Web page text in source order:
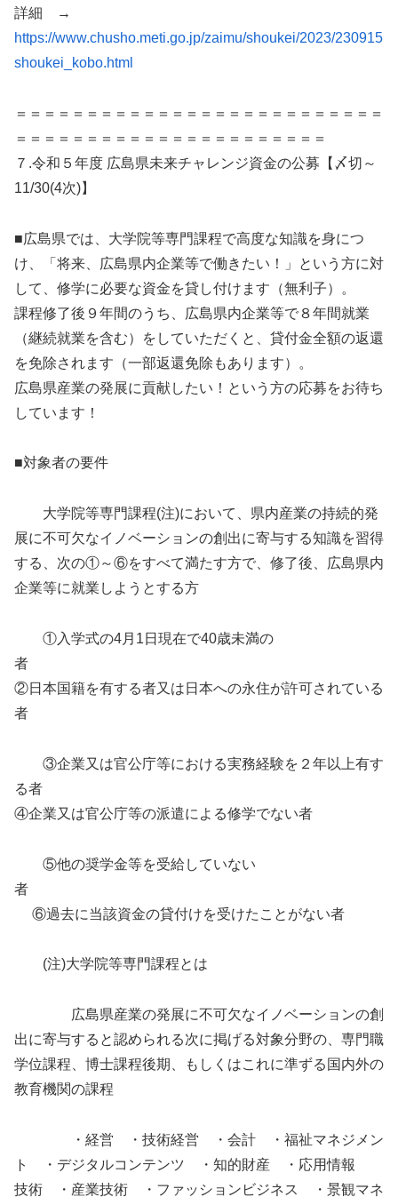
詳細 →
https://www.chusho.meti.go.jp/zaimu/shoukei/2023/230915
shoukei_kobo.html
＝＝＝＝＝＝＝＝＝＝＝＝＝＝＝＝＝＝＝＝＝＝＝＝＝＝
＝＝＝＝＝＝＝＝＝＝＝＝＝＝＝＝＝＝＝＝＝＝
７.令和５年度 広島県未来チャレンジ資金の公募【〆切～
11/30(4次)】
■広島県では、大学院等専門課程で高度な知識を身につ
け、「将来、広島県内企業等で働きたい！」という方に対
して、修学に必要な資金を貸し付けます（無利子）。
課程修了後９年間のうち、広島県内企業等で８年間就業
（継続就業を含む）をしていただくと、貸付金全額の返還
を免除されます（一部返還免除もあります）。
広島県産業の発展に貢献したい！という方の応募をお待ち
しています！
■対象者の要件
大学院等専門課程(注)において、県内産業の持続的発
展に不可欠なイノベーションの創出に寄与する知識を習得
する、次の①～⑥をすべて満たす方で、修了後、広島県内
企業等に就業しようとする方
①入学式の4月1日現在で40歳未満の
者
②日本国籍を有する者又は日本への永住が許可されている
者
③企業又は官公庁等における実務経験を２年以上有す
る者
④企業又は官公庁等の派遣による修学でない者
⑤他の奨学金等を受給していない
者
⑥過去に当該資金の貸付けを受けたことがない者
(注)大学院等専門課程とは
広島県産業の発展に不可欠なイノベーションの創
出に寄与すると認められる次に掲げる対象分野の、専門職
学位課程、博士課程後期、もしくはこれに準ずる国内外の
教育機関の課程
・経営 ・技術経営 ・会計 ・福祉マネジメン
ト ・デジタルコンテンツ ・知的財産 ・応用情報
技術 ・産業技術 ・ファッションビジネス ・景観マネ